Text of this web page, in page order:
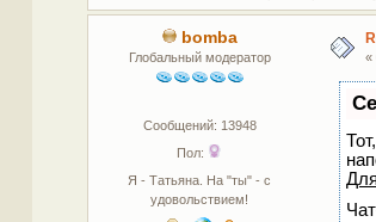
bomba
Глобальный модератор
Сообщений: 13948
Пол:
Я - Татьяна. На "ты" - с
удовольствием!
«